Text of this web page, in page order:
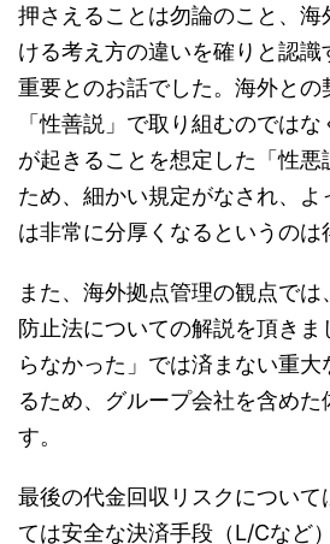
押さえることは勿論のこと、海
ける考え方の違いを確りと認識
重要とのお話でした。海外との
「性善説」で取り組むのでは
が起きることを想定した「性
ため、細かい規定がなされ、
は非常に分厚くなるというのは
また、海外拠点管理の観点で
防止法についての解説を頂き
らなかった」では済まない重
るため、グループ会社を含め
す。
最後の代金回収リスクについて
ては安全な決済手段（L/Cなど